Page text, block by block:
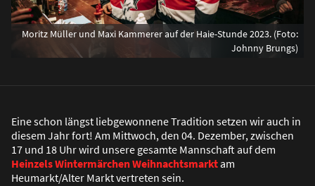
Moritz Müller und Maxi Kammerer auf der Haie-Stunde 2023. (Foto:
Johnny Brungs)
Eine schon längst liebgewonnene Tradition setzen wir auch in
diesem Jahr fort! Am Mittwoch, den 04. Dezember, zwischen
17 und 18 Uhr wird unsere gesamte Mannschaft auf dem
Heinzels Wintermärchen Weihnachtsmarktam
Heumarkt/Alter Markt vertreten sein.